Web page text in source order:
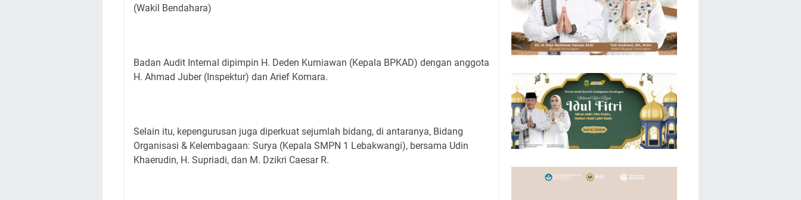
(Wakil Bendahara)
Badan Audit Internal dipimpin H. Deden Kurniawan (Kepala BPKAD) dengan anggota
H. Ahmad Juber (Inspektur) dan Arief Komara.
Selain itu, kepengurusan juga diperkuat sejumlah bidang, di antaranya, Bidang
Organisasi & Kelembagaan: Surya (Kepala SMPN 1 Lebakwangi), bersama Udin
Khaerudin, H. Supriadi, dan M. Dzikri Caesar R.